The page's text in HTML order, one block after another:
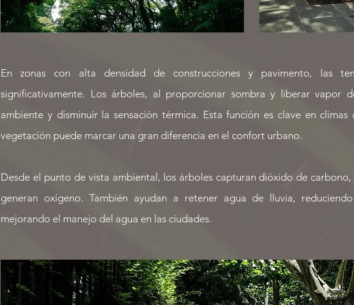
En zonas con alta densidad de construcciones y pavimento, las
significativamente. Los árboles, al proporcionar sombra y liberar vapor
ambiente y disminuir la sensación térmica. Esta función es clave en
vegetación puede marcar una gran diferencia en el confort urbano.
Desde el punto de vista ambiental, los árboles capturan dióxido de
generan oxígeno. También ayudan a retener agua de lluvia,
mejorando el manejo del agua en las ciudades.